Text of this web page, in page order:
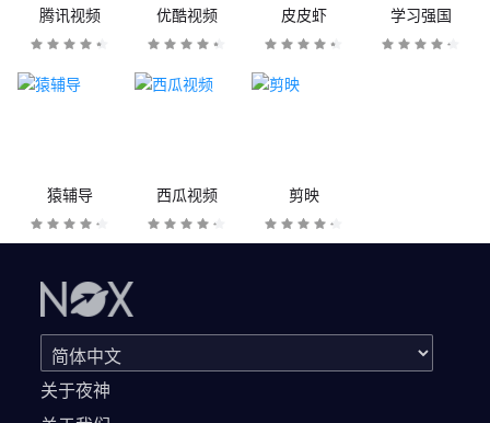
腾讯视频 优酷视频 皮皮虾 学习强国
猿辅导 西瓜视频 剪映
关于夜神